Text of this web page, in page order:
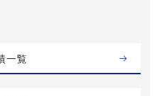
一覧